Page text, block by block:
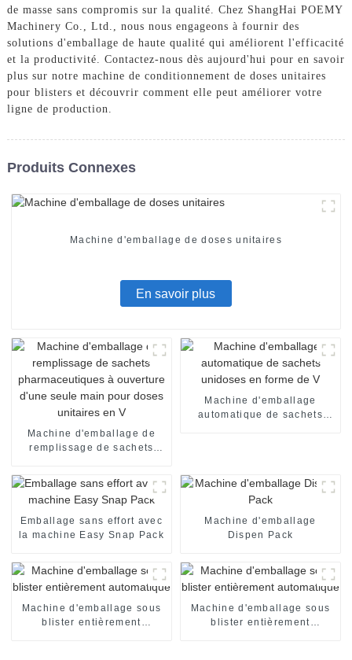
de masse sans compromis sur la qualité. Chez ShangHai POEMY
Machinery Co., Ltd., nous nous engageons à fournir des
solutions d'emballage de haute qualité qui améliorent l'efficacité
et la productivité. Contactez-nous dès aujourd'hui pour en savoir
plus sur notre machine de conditionnement de doses unitaires
pour blisters et découvrir comment elle peut améliorer votre
ligne de production.
Produits Connexes
Machine d'emballage de doses unitaires
En savoir plus
Machine d'emballage de
remplissage de sachets
ouverture d'une seule main
pour doses unitaires en V
Machine d'emballage
automatique de sachets
Emballage sans effort avec
la machine Easy Snap Pack
Machine d'emballage
Dispen Pack
Machine d'emballage sous
blister entièrement
Machine d'emballage sous
blister entièrement